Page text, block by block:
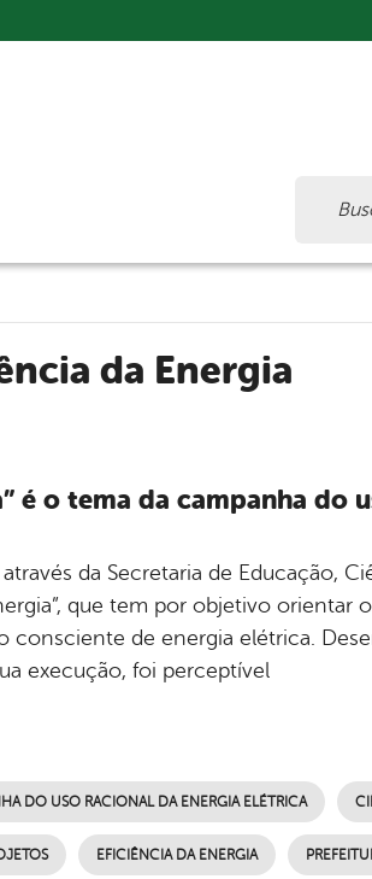
da Energia
é o tema da campanha do
da Secretaria de Educação,
que tem por objetivo orientar
de energia elétrica.
execução, foi perceptível
DO USO RACIONAL DA ENERGIA ELÉTRICA
EFICIÊNCIA DA ENERGIA